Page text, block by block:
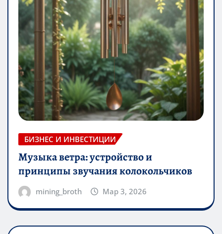
БИЗНЕС И ИНВЕСТИЦИИ
Музыка ветра: устройство и
принципы звучания колокольчиков
mining_broth Мар 3, 2026